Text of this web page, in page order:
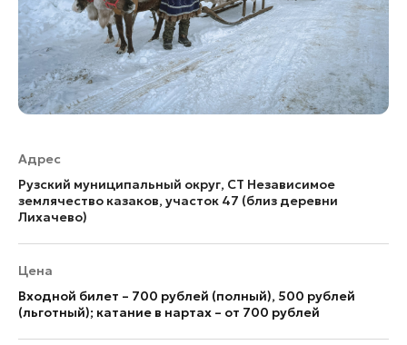
Адрес
Рузский муниципальный округ, СТ Независимое
землячество казаков, участок 47 (близ деревни
Лихачево)
Цена
Входной билет – 700 рублей (полный), 500 рублей
(льготный); катание в нартах – от 700 рублей